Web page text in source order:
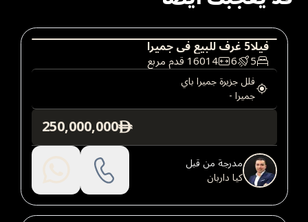
فيلا
فيلا5غرفللبيعفيجميرا
5
6
16014قدم مربع
فلل جزيرة جميرا باي
جميرا-
ê
250,000,000
مدرجة من قبل
كيا داربان